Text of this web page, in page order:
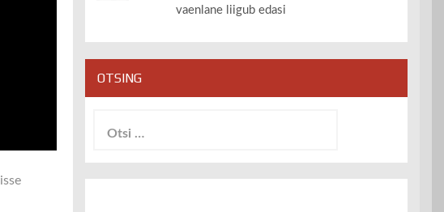
vaenlane liigub edasi
OTSING